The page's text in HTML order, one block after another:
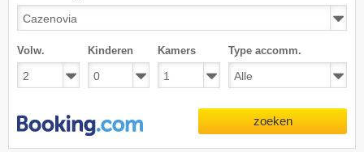
Volw. Kinderen Kamers Type accomm.
zoeken